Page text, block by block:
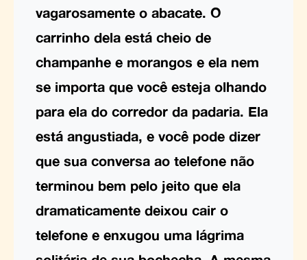
vagarosamente o abacate. O
carrinho dela está cheio de
champanhe e morangos e ela nem
se importa que você esteja olhando
para ela do corredor da padaria. Ela
está angustiada, e você pode dizer
que sua conversa ao telefone não
terminou bem pelo jeito que ela
dramaticamente deixou cair o
telefone e enxugou uma lágrima